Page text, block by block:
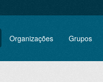
Organizações Grupos